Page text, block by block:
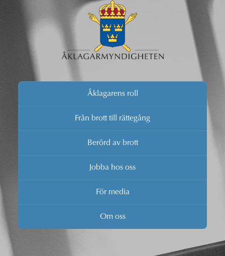
Åklagarens roll
Från brott till rättegång
Berörd av brott
Jobba hos oss
För media
Om oss